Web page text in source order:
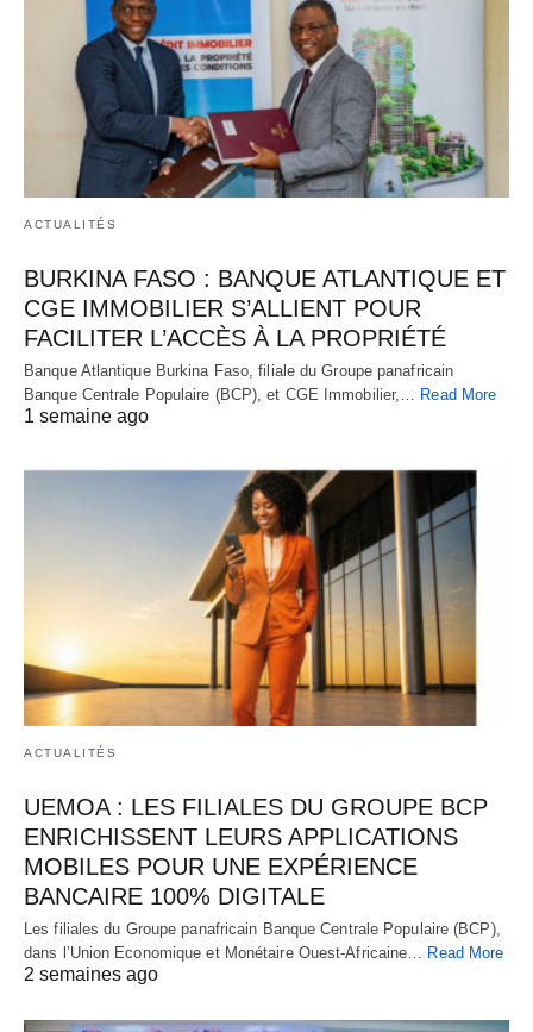
ACTUALITÉS
BURKINA FASO : BANQUE ATLANTIQUE ET
CGE IMMOBILIER S’ALLIENT POUR
FACILITER L’ACCÈS À LA PROPRIÉTÉ
Banque Atlantique Burkina Faso, filiale du Groupe panafricain
Banque Centrale Populaire (BCP), et CGE Immobilier,… Read More
1 semaine ago
ACTUALITÉS
UEMOA : LES FILIALES DU GROUPE BCP
ENRICHISSENT LEURS APPLICATIONS
MOBILES POUR UNE EXPÉRIENCE
BANCAIRE 100% DIGITALE
Les filiales du Groupe panafricain Banque Centrale Populaire (BCP),
dans l’Union Economique et Monétaire Ouest-Africaine…
Read More
2 semaines ago